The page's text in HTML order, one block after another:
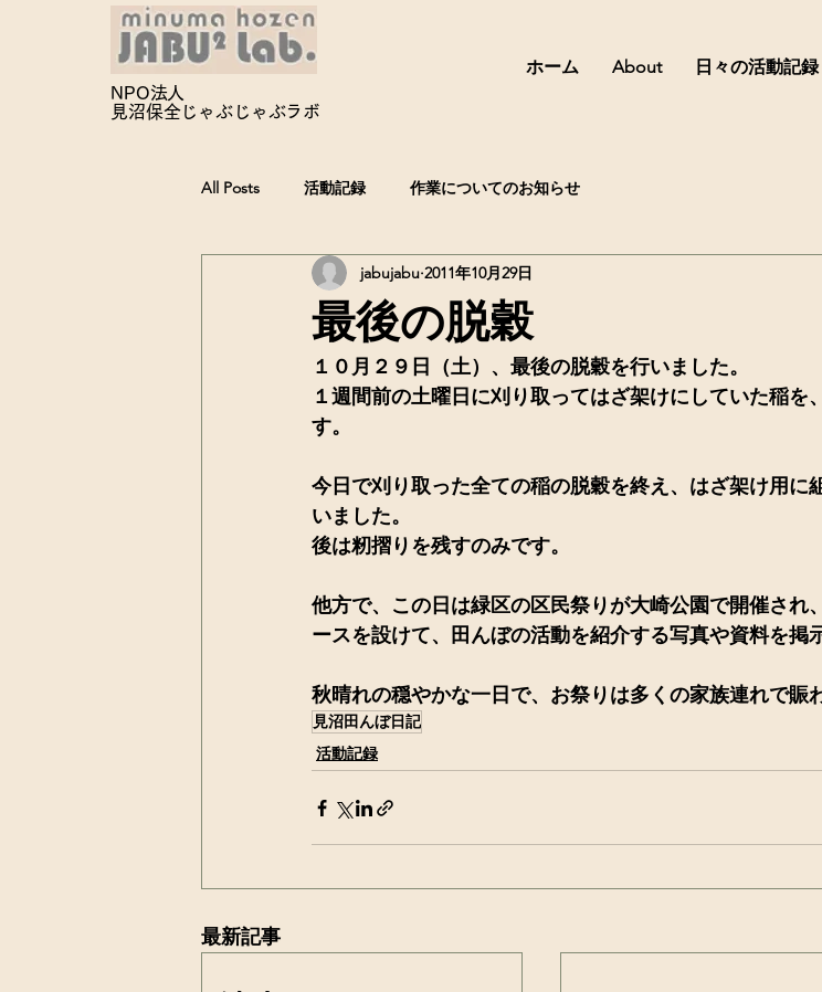
NPO法人
見沼保全じゃぶじゃぶラボ
ホーム About 日々の活動記録
All Posts 活動記録 作業についてのお知らせ
最後の脱穀
jabujabu 2011年10月29日
１０月２９日（土）、最後の脱穀を行いました。
１週間前の土曜日に刈り取ってはざ架けにしていた稲を
す。
今日で刈り取った全ての稲の脱穀を終え、はざ架け用に
いました。
後は籾摺りを残すのみです。
他方で、この日は緑区の区民祭りが大崎公園で開催され
ースを設けて、田んぼの活動を紹介する写真や資料を掲
秋晴れの穏やかな一日で、お祭りは多くの家族連れで賑
見沼田んぼ日記
活動記録
最新記事